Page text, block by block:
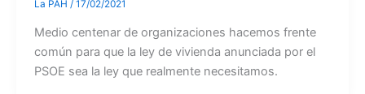
La PAH / 17/02/2021
Medio centenar de organizaciones hacemos frente
común para que la ley de vivienda anunciada por el
PSOE sea la ley que realmente necesitamos.